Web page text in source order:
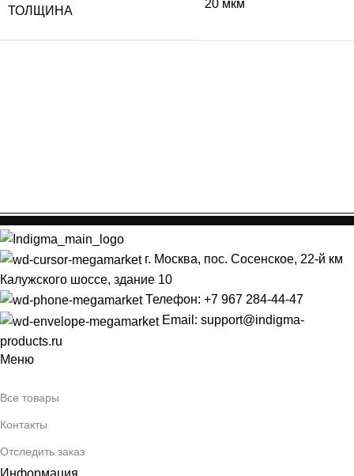
ТОЛЩИНА
20 мкм
г. Москва, пос. Сосенское, 22-й км
Калужского шоссе, здание 10
Телефон: +7 967 284-44-47
Email: support@indigma-
products.ru
Меню
Все товары
Контакты
Отследить заказ
Информация